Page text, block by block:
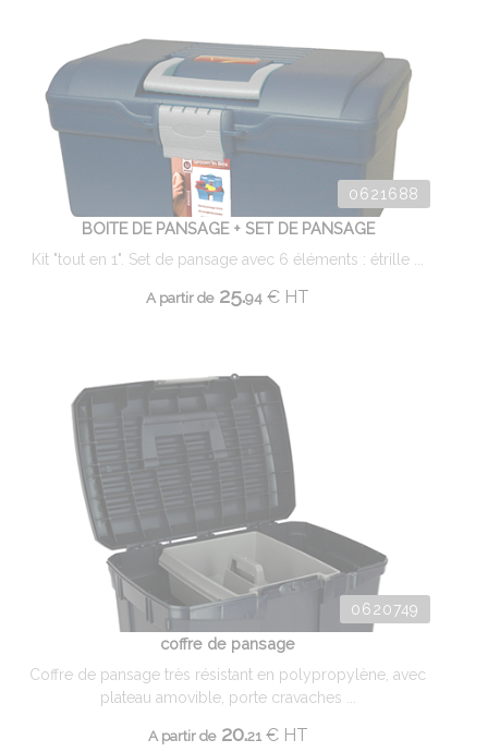
0621688
BOITE DE PANSAGE + SET DE PANSAGE
Kit "tout en 1". Set de pansage avec 6 éléments : étrille ...
A partir de25.94 € HT
0620749
coffre de pansage
Coffre de pansage très résistant en polypropylène, avec
plateau amovible, porte cravaches ...
A partir de20.21 €HT